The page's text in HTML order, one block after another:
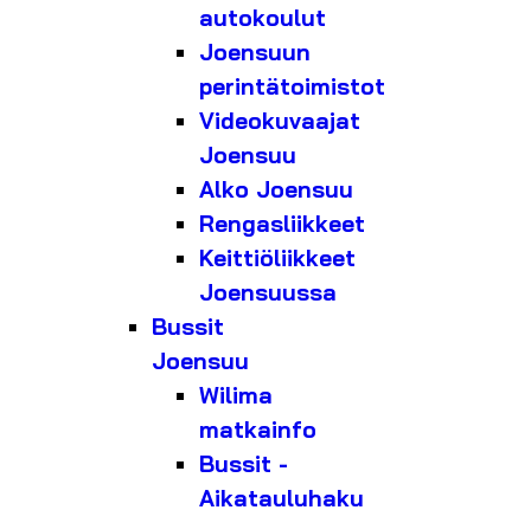
autokoulut
Joensuun
perintätoimistot
Videokuvaajat
Joensuu
Alko Joensuu
Rengasliikkeet
Keittiöliikkeet
Joensuussa
Bussit
Joensuu
Wilima
matkainfo
Bussit -
Aikatauluhaku